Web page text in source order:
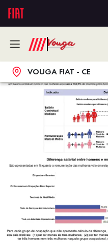
VOUGA FIAT - CE